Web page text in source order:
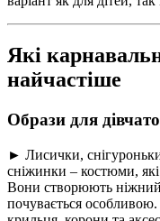
Які
найчастіше
Образи для
► Лисички,
сніжинки – костюми,
Вони створюють ніжний
почувається